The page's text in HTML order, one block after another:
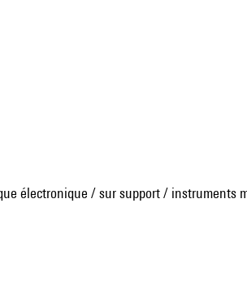
électronique / sur support / instruments